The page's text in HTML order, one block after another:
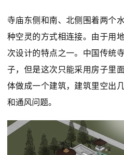
寺庙东侧和南、北侧围着两个
种空灵的方式相连接。由于用
次设计的特点之一。中国传统
子，但是这次只能采用房子里
体做成一个建筑，建筑里空出
和通风问题。